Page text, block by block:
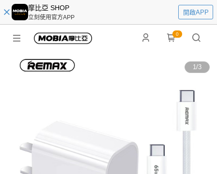
摩比亞 SHOP
立刻使用官方APP
開啟APP
0
1/3